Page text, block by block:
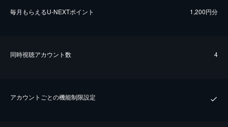
毎⽉もらえるU-NEXTポイント 1,200円分
同時視聴アカウント数 4
アカウントごとの機能制限設定